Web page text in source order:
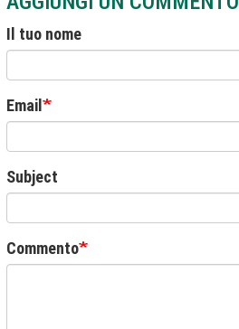
Il tuo nome
Email
Subject
Commento